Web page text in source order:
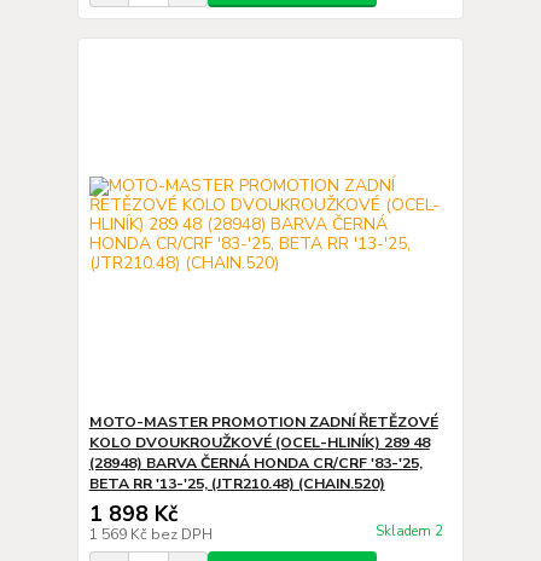
MOTO-MASTER PROMOTION ZADNÍ ŘETĚZOVÉ
KOLO DVOUKROUŽKOVÉ (OCEL-HLINÍK) 289 48
(28948) BARVA ČERNÁ HONDA CR/CRF '83-'25,
BETA RR '13-'25, (JTR210.48) (CHAIN.520)
1 898 Kč
1 569 Kč bez DPH Skladem 2